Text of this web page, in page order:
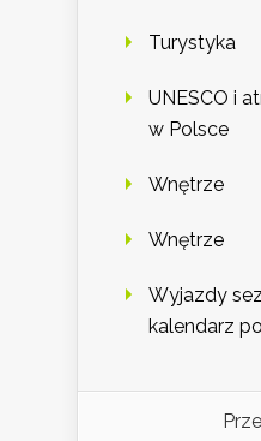
Turystyka
UNESCO i
w Polsce
Wnętrze
Wnętrze
Wyjazdy
kalendarz